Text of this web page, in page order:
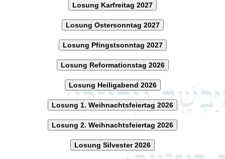
Losung Karfreitag 2027
Losung Ostersonntag 2027
Losung Pfingstsonntag 2027
Losung Reformationstag 2026
Losung Heiligabend 2026
Losung 1. Weihnachtsfeiertag 2026
Losung 2. Weihnachtsfeiertag 2026
Losung Silvester 2026